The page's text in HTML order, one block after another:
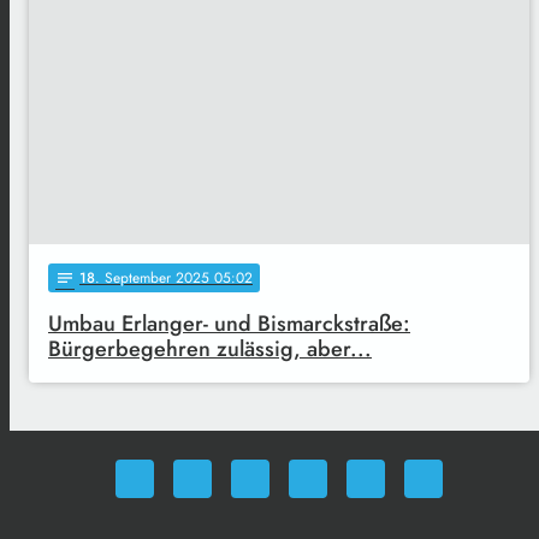
notes 18. September 2025 05:02
Umbau Erlanger- und Bismarckstraße:
Bürgerbegehren zulässig, aber...